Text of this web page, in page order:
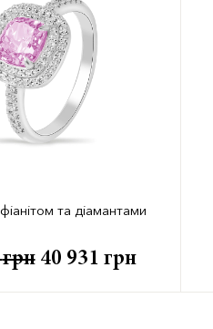
та діамантами
грн 40 931 грн